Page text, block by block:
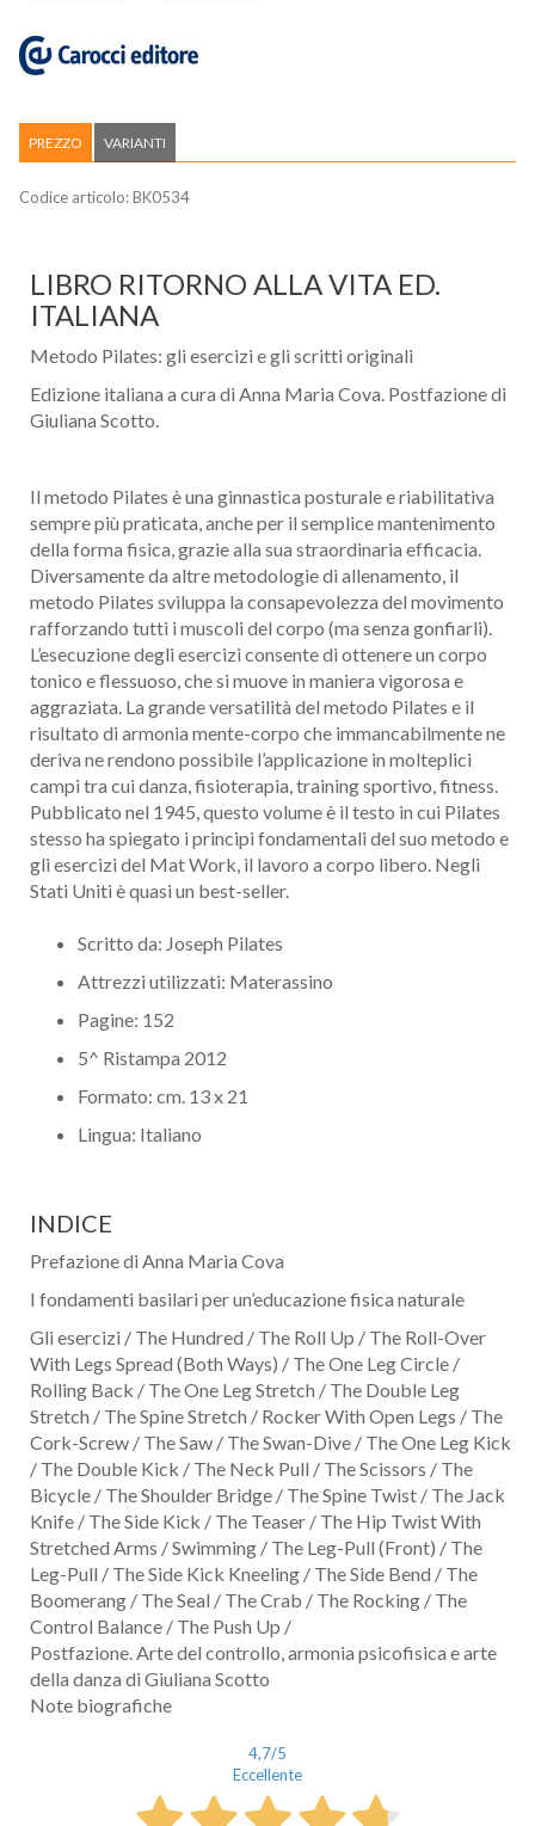
PREZZO VARIANTI
Codice articolo:BK0534
LIBRO RITORNO ALLA VITA ED.
ITALIANA
Metodo Pilates: gli esercizi e gli scritti originali
Edizione italiana a cura di Anna Maria Cova. Postfazione di
Giuliana Scotto.
Il metodo Pilates è una ginnastica posturale e riabilitativa
sempre più praticata, anche per il semplice mantenimento
della forma fisica, grazie alla sua straordinaria efficacia.
Diversamente da altre metodologie di allenamento, il
metodo Pilates sviluppa la consapevolezza del movimento
rafforzando tutti i muscoli del corpo (ma senza gonfiarli).
L’esecuzione degli esercizi consente di ottenere un corpo
tonico e flessuoso, che si muove in maniera vigorosa e
aggraziata. La grande versatilità del metodo Pilates e il
risultato di armonia mente-corpo che immancabilmente ne
deriva ne rendono possibile l’applicazione in molteplici
campi tra cui danza, fisioterapia, training sportivo, fitness.
Pubblicato nel 1945, questo volume è il testo in cui Pilates
stesso ha spiegato i principi fondamentali del suo metodo e
gli esercizi del Mat Work, il lavoro a corpo libero. Negli
Stati Uniti è quasi un best-seller.
Scritto da: Joseph Pilates
Attrezzi utilizzati: Materassino
Pagine: 152
5^ Ristampa 2012
Formato: cm. 13 x 21
Lingua: Italiano
INDICE
Prefazione di Anna Maria Cova
I fondamenti basilari per un’educazione fisica naturale
Gli esercizi / The Hundred / The Roll Up / The Roll-Over
With Legs Spread (Both Ways) / The One Leg Circle /
Rolling Back / The One Leg Stretch / The Double Leg
Stretch / The Spine Stretch / Rocker With Open Legs / The
Cork-Screw / The Saw / The Swan-Dive / The One Leg Kick
/ The Double Kick / The Neck Pull / The Scissors / The
Bicycle / The Shoulder Bridge / The Spine Twist / The Jack
Knife / The Side Kick / The Teaser / The Hip Twist With
Stretched Arms / Swimming / The Leg-Pull (Front) / The
Leg-Pull / The Side Kick Kneeling / The Side Bend / The
Boomerang / The Seal / The Crab / The Rocking / The
Control Balance / The Push Up /
Postfazione. Arte del controllo, armonia psicofisica e arte
della danza di Giuliana Scotto
Note biografiche
4,7/5
Eccellente